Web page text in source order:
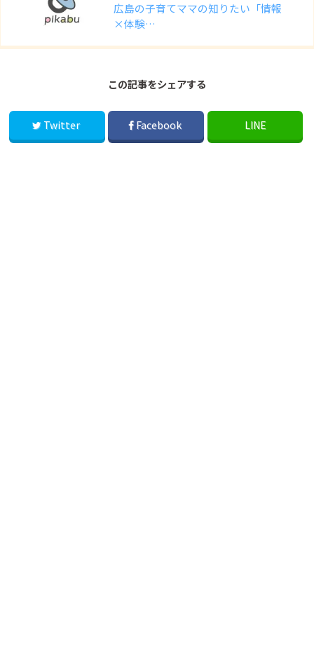
広島の子育てママの知りたい「情報
×体験…
この記事をシェアする
Twitter Facebook LINE